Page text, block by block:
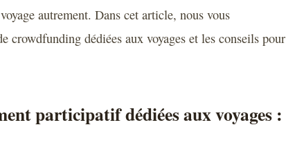
autrement. Dans cet article, nous vous
crowdfunding dédiées aux voyages et les conseils pour
participatif dédiées aux voyages :